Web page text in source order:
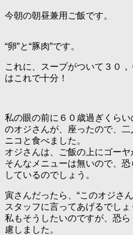
今朝の朝昼兼用ご飯です。
“卵”と“豚肉”です。
これに、スープがついて３０
はこれで十分！
私の眼の前に６０歳過ぎくら
のオジさんが、座ったので、
ニコと食べました。
オジさんは、ご飯の上にゴーヤ
そんなメニューは無いので、
しているのでしょう。
寅さんだったら、“このオジさ
スタッフに言ってあげるでしょ
私もそうしたいのですが、恐
慮しました。